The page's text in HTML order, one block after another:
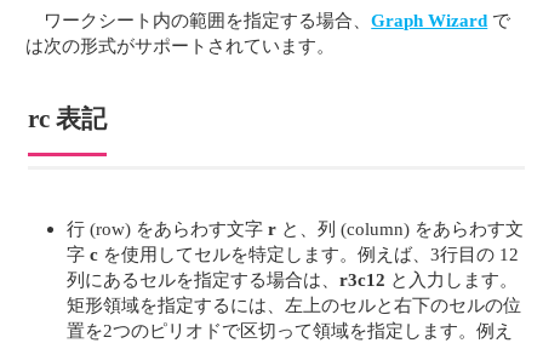
ワークシート内の範囲を指定する場合、Graph Wizard で
は次の形式がサポートされています。
rc 表記
行 (row) をあらわす文字 r と、列 (column) をあらわす文
字 c を使用してセルを特定します。例えば、3行目の 12
列にあるセルを指定する場合は、 r3c12 と入力します。
矩形領域を指定するには、左上のセルと右下のセルの位
置を2つのピリオドで区切って領域を指定します。例え